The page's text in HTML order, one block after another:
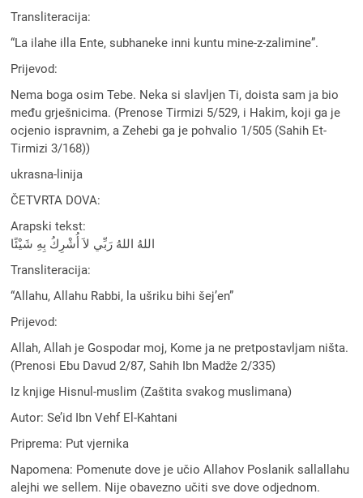
Transliteracija:
“La ilahe illa Ente, subhaneke inni kuntu mine-z-zalimine”.
Prijevod:
Nema boga osim Tebe. Neka si slavljen Ti, doista sam ja bio
među grješnicima. (Prenose Tirmizi 5/529, i Hakim, koji ga je
ocjenio ispravnim, a Zehebi ga je pohvalio 1/505 (Sahih Et-
Tirmizi 3/168))
ukrasna-linija
ČETVRTA DOVA:
Arapski tekst:
اللهُ اللهُ رَبِّي لاَ أُشْرِكُ بِهِ شَيْئًا
Transliteracija:
“Allahu, Allahu Rabbi, la ušriku bihi šej’en”
Prijevod:
Allah, Allah je Gospodar moj, Kome ja ne pretpostavljam ništa.
(Prenosi Ebu Davud 2/87, Sahih Ibn Madže 2/335)
Iz knjige Hisnul-muslim (Zaštita svakog muslimana)
Autor: Se’id Ibn Vehf El-Kahtani
Priprema: Put vjernika
Napomena: Pomenute dove je učio Allahov Poslanik sallallahu
alejhi we sellem. Nije obavezno učiti sve dove odjednom.